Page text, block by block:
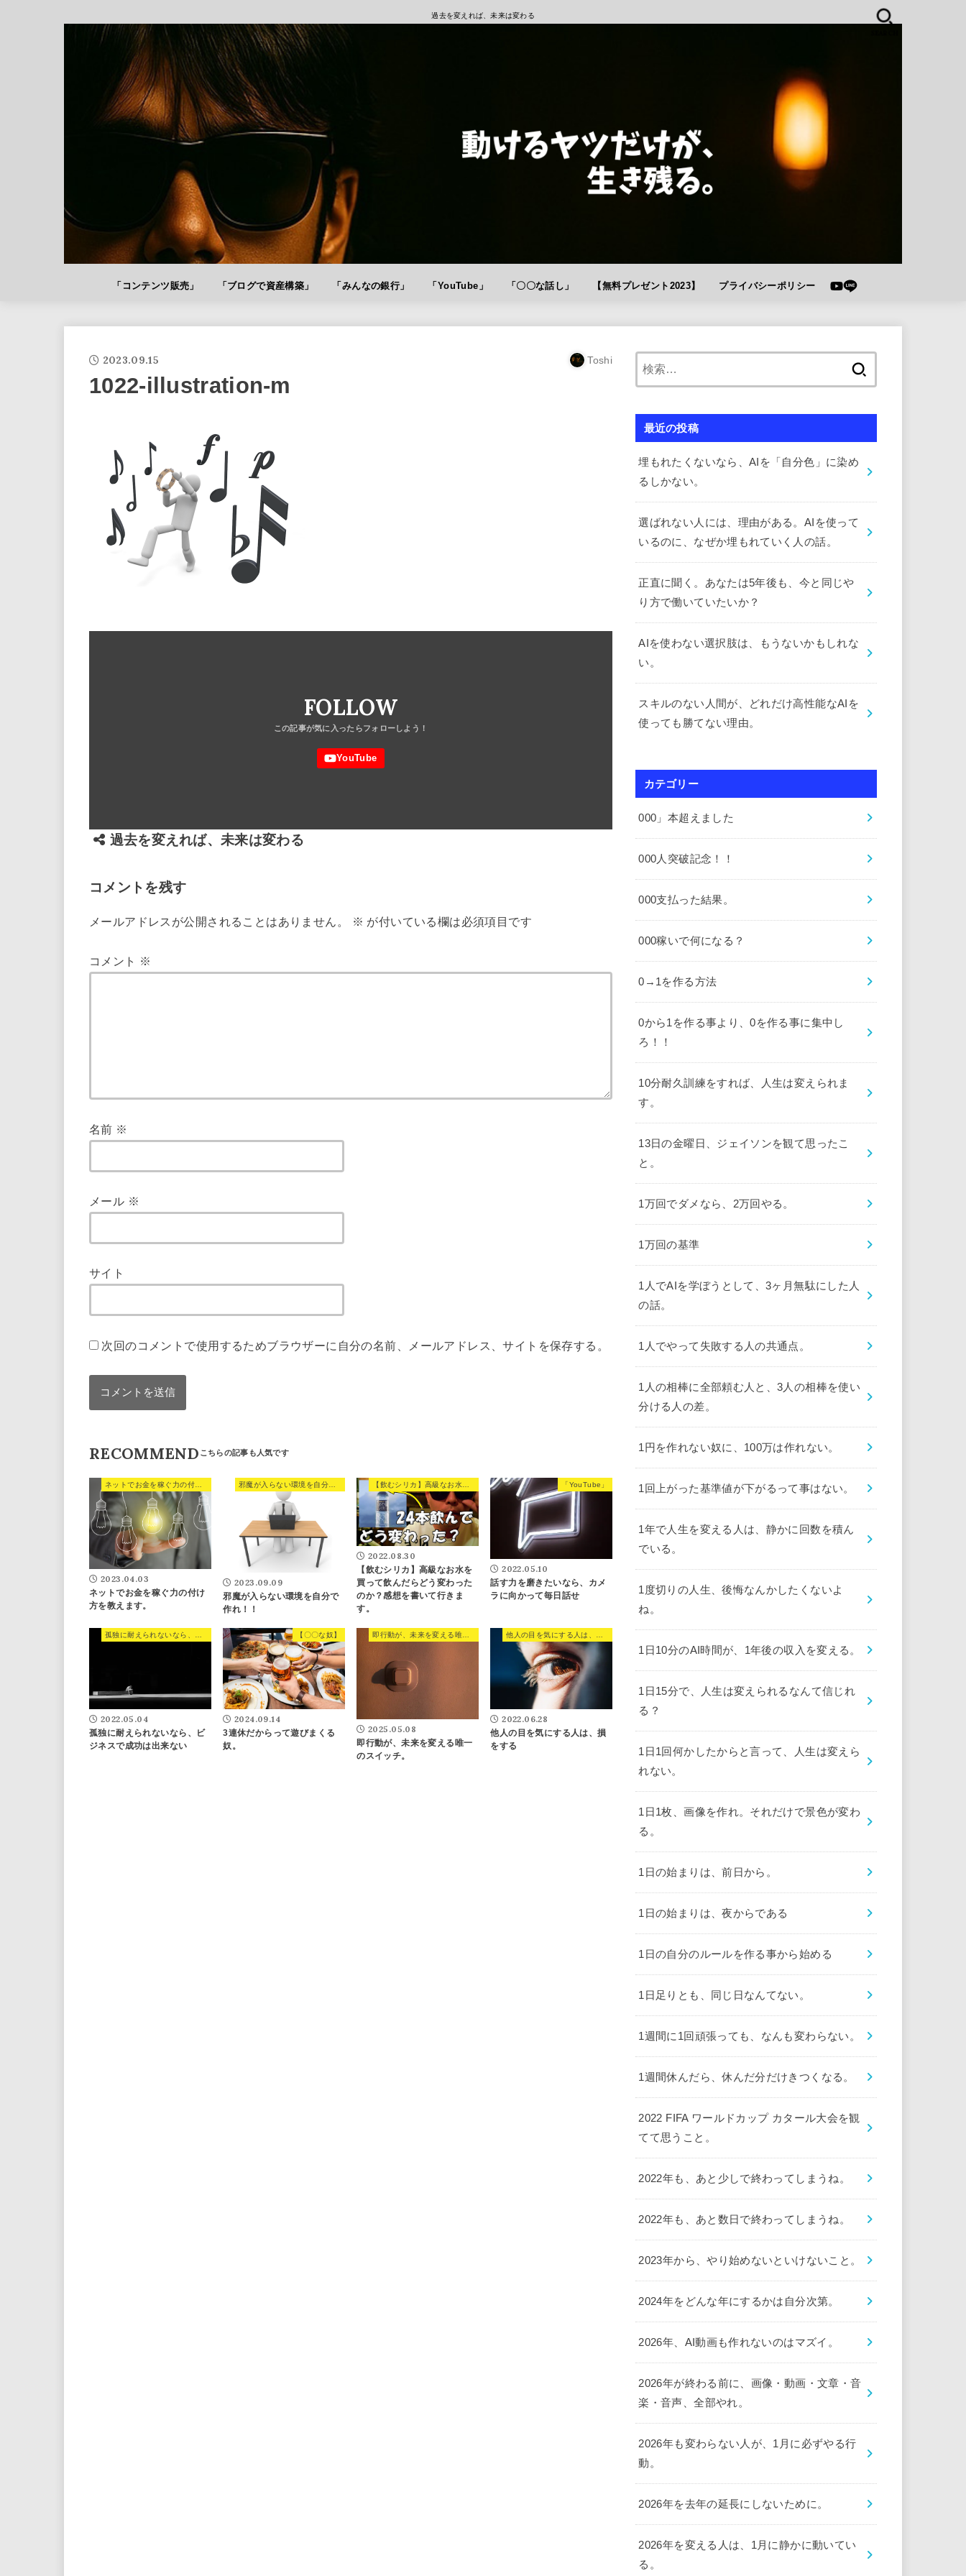
過去を変えれば、未来は変わる
「コンテンツ販売」 「ブログで資産構築」 「みんなの銀行」 「YouTube」 「〇〇な話し」 【無料プレゼント2023】 プライバシーポリシー
2023.09.15 Toshi
1022-illustration-m
FOLLOW
過去を変えれば、未来は変わる
コメントを残す
メールアドレスが公開されることはありません。 ※ が付いている欄は必須項目です
コメント ※
名前 ※
メール ※
サイト
次回のコメントで使用するためブラウザーに自分の名前、メールアドレス、サイトを保存する。
RECOMMEND
ネットでお金を稼ぐ力の付け方を教えます。
2023.04.03
ネットでお金を稼ぐ力の付け
方を教えます。
2023.09.09
邪魔が入らない環境を自分で
作れ！！
2022.08.30
【飲むシリカ】高級なお水を
買って飲んだらどう変わった
のか？感想を書いて行きま
す。
「YouTube」
2022.05.10
話す力を磨きたいなら、カメ
ラに向かって毎日話せ
2022.05.04
孤独に耐えられないなら、ビ
ジネスで成功は出来ない
【〇〇な奴】
2024.09.14
3連休だからって遊びまくる
奴。
2025.05.08
即行動が、未来を変える唯一
のスイッチ。
2022.06.28
他人の目を気にする人は、損
をする
最近の投稿
埋もれたくないなら、AIを「自分色」に染め
るしかない。
選ばれない人には、理由がある。AIを使って
いるのに、なぜか埋もれていく人の話。
正直に聞く。あなたは5年後も、今と同じや
り方で働いていたいか？
AIを使わない選択肢は、もうないかもしれな
い。
スキルのない人間が、どれだけ高性能なAIを
使っても勝てない理由。
カテゴリー
000」本超えました
000人突破記念！！
000支払った結果。
000稼いで何になる？
0→1を作る方法
0から1を作る事より、0を作る事に集中し
ろ！！
10分耐久訓練をすれば、人生は変えられま
す。
13日の金曜日、ジェイソンを観て思ったこ
と。
1万回でダメなら、2万回やる。
1万回の基準
1人でAIを学ぼうとして、3ヶ月無駄にした人
の話。
1人でやって失敗する人の共通点。
1人の相棒に全部頼む人と、3人の相棒を使い
分ける人の差。
1円を作れない奴に、100万は作れない。
1回上がった基準値が下がるって事はない。
1年で人生を変える人は、静かに回数を積ん
でいる。
1度切りの人生、後悔なんかしたくないよ
ね。
1日10分のAI時間が、1年後の収入を変える。
1日15分で、人生は変えられるなんて信じれ
る？
1日1回何かしたからと言って、人生は変えら
れない。
1日1枚、画像を作れ。それだけで景色が変わ
る。
1日の始まりは、前日から。
1日の始まりは、夜からである
1日の自分のルールを作る事から始める
1日足りとも、同じ日なんてない。
1週間に1回頑張っても、なんも変わらない。
1週間休んだら、休んだ分だけきつくなる。
2022 FIFA ワールドカップ カタール大会を観
てて思うこと。
2022年も、あと少しで終わってしまうね。
2022年も、あと数日で終わってしまうね。
2023年から、やり始めないといけないこと。
2024年をどんな年にするかは自分次第。
2026年、AI動画も作れないのはマズイ。
2026年が終わる前に、画像・動画・文章・音
楽・音声、全部やれ。
2026年も変わらない人が、1月に必ずやる行
動。
2026年を去年の延長にしないために。
2026年を変える人は、1月に静かに動いてい
る。